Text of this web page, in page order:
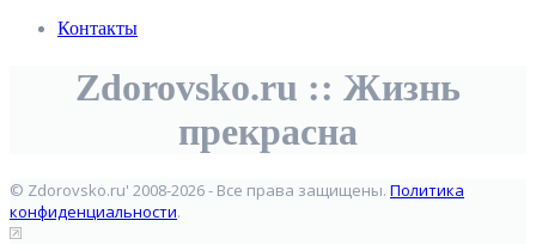
Контакты
Zdorovsko.ru :: Жизнь
прекрасна
© Zdorovsko.ru' 2008-2026 - Все права защищены. Политика
конфиденциальности.